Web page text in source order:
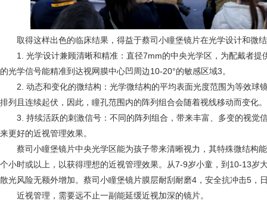
取得这样出色的临床结果，得益于蔡司小瞳堡镜片在光学设计和微
1. 光学设计兼顾清晰和精准：直径7mm的中央光学区，为配戴者提
的光学信号能精准到达视网膜中心凹周边10-20°的敏感区域3。
2. 动态和变化的微结构：光学微结构的平均表面光度范围为等效球
排列且连续起伏，因此，瞳孔范围内的阵列组合会随着视线移动而变化。
3. 持续活跃的刺激信号：不同的阵列组合，带来丰富、多变的视觉
来更好的近视管理效果。
蔡司小瞳堡镜片中央光学区能为孩子带来清晰视力，其特殊微结构
个小时或以上，以获得理想的近视管理效果。从7-9岁小童，到10-13岁
散光风险无额外增加。蔡司小瞳堡镜片膜层耐刮耐磨4，安全抗冲击5，
近视管理，需要远不止一副能延缓近视加深的镜片。